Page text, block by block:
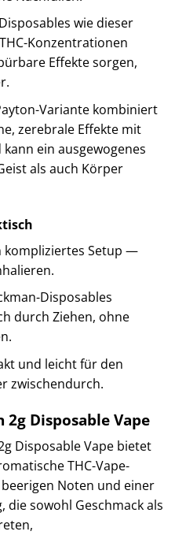
wie dieser
Konzentrationen
Effekte sorgen,
Variante kombiniert
zerebrale Effekte mit
ein ausgewogenes
als auch Körper
kompliziertes Setup —
Disposables
durch Ziehen, ohne
und leicht für den
zwischendurch.
Disposable Vape
Disposable Vape bietet
THC-Vape-
Noten und einer
die sowohl Geschmack als